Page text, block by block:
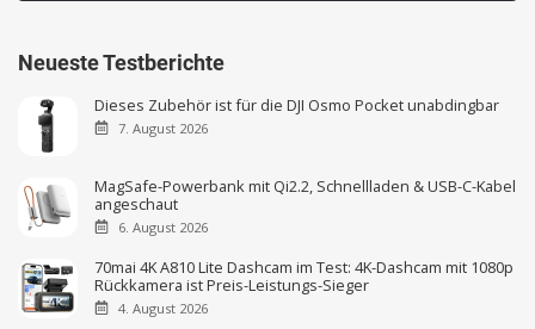
Neueste Testberichte
Dieses Zubehör ist für die DJI Osmo Pocket unabdingbar
7. August 2026
MagSafe-Powerbank mit Qi2.2, Schnellladen & USB-C-Kabel
angeschaut
6. August 2026
70mai 4K A810 Lite Dashcam im Test: 4K-Dashcam mit 1080p
Rückkamera ist Preis-Leistungs-Sieger
4. August 2026